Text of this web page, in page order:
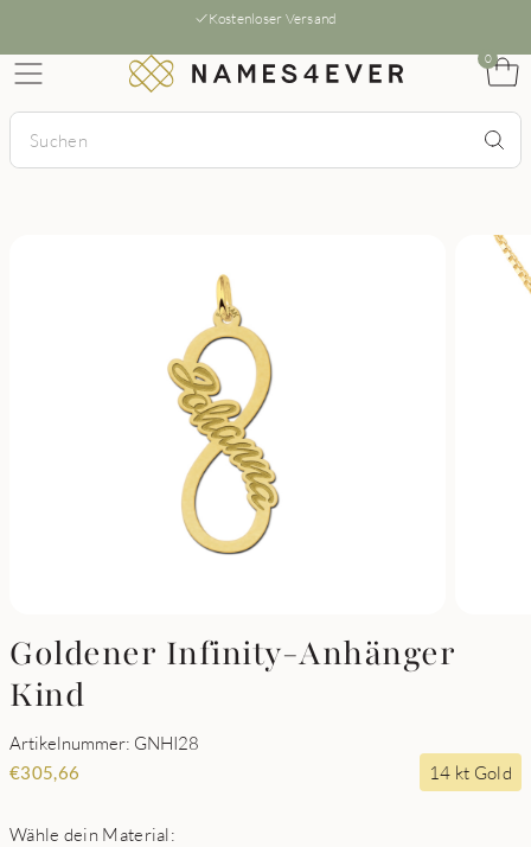
Kostenloser Versand
0
Goldener Infinity-Anhänger
Kind
Artikelnummer: GNHI28
€305,66 14 kt Gold
Wähle dein Material: